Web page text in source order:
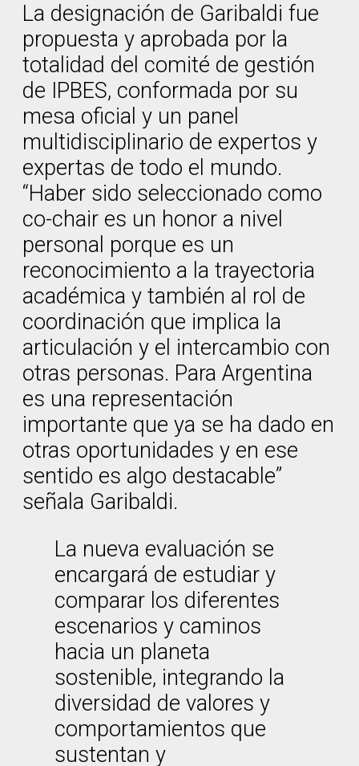
La designación de Garibaldi fue
propuesta y aprobada por la
totalidad del comité de gestión
de IPBES, conformada por su
mesa oficial y un panel
multidisciplinario de expertos y
expertas de todo el mundo.
“Haber sido seleccionado como
co-chair es un honor a nivel
personal porque es un
reconocimiento a la trayectoria
académica y también al rol de
coordinación que implica la
articulación y el intercambio con
otras personas. Para Argentina
es una representación
importante que ya se ha dado en
otras oportunidades y en ese
sentido es algo destacable”
señala Garibaldi.
La nueva evaluación se
encargará de estudiar y
comparar los diferentes
escenarios y caminos
hacia un planeta
sostenible, integrando la
diversidad de valores y
comportamientos que
sustentan y